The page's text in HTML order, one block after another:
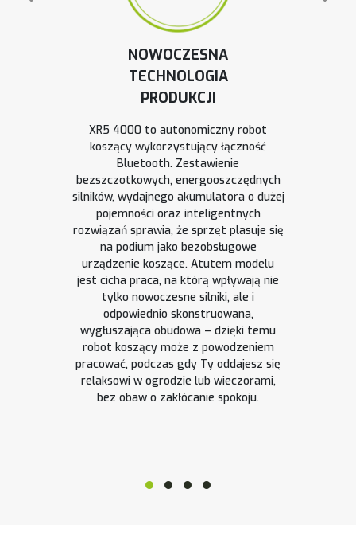
NOWOCZESNA
TECHNOLOGIA
PRODUKCJI
XR5 4000 to autonomiczny robot
koszący wykorzystujący łączność
Bluetooth. Zestawienie
bezszczotkowych, energooszczędnych
silników, wydajnego akumulatora o dużej
pojemności oraz inteligentnych
rozwiązań sprawia, że sprzęt plasuje się
na podium jako bezobsługowe
urządzenie koszące. Atutem modelu
jest cicha praca, na którą wpływają nie
tylko nowoczesne silniki, ale i
odpowiednio skonstruowana,
wygłuszająca obudowa – dzięki temu
robot koszący może z powodzeniem
pracować, podczas gdy Ty oddajesz się
relaksowi w ogrodzie lub wieczorami,
bez obaw o zakłócanie spokoju.